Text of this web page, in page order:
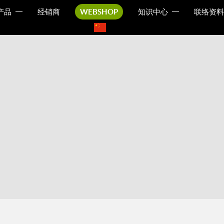
品 经销商 WEBSHOP 知识中心 联络资料